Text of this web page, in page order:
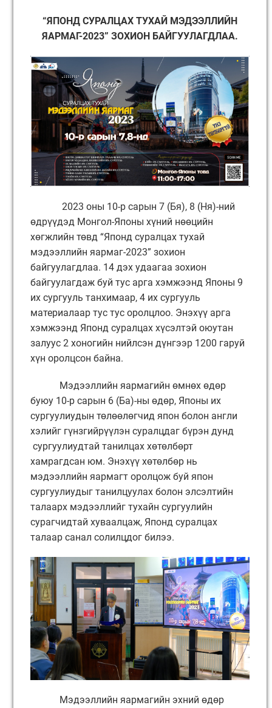
“ЯПОНД СУРАЛЦАХ ТУХАЙ МЭДЭЭЛЛИЙН
ЯАРМАГ-2023” ЗОХИОН БАЙГУУЛАГДЛАА.
2023 оны 10-р сарын 7 (Бя), 8 (Ня)-ний
өдрүүдэд Монгол-Японы хүний нөөцийн
хөгжлийн төвд “Японд суралцах тухай
мэдээллийн яармаг-2023” зохион
байгуулагдлаа. 14 дэх удаагаа зохион
байгуулагдаж буй тус арга хэмжээнд Японы 9
их сургууль танхимаар, 4 их сургууль
материалаар тус тус оролцлоо. Энэхүү арга
хэмжээнд Японд суралцах хүсэлтэй оюутан
залуус 2 хоногийн нийлсэн дүнгээр 1200 гаруй
хүн оролцсон байна.
Мэдээллийн яармагийн өмнөх өдөр
буюу 10-р сарын 6 (Ба)-ны өдөр, Японы их
сургуулиудын төлөөлөгчид япон болон англи
хэлийг гүнзгийрүүлэн суралцдаг бүрэн дунд
сургуулиудтай танилцах хөтөлбөрт
хамрагдсан юм. Энэхүү хөтөлбөр нь
мэдээллийн яармагт оролцож буй япон
сургуулиудыг танилцуулах болон элсэлтийн
талаарх мэдээллийг тухайн сургуулийн
сурагчидтай хуваалцаж, Японд суралцах
талаар санал солилцдог билээ.
Мэдээллийн яармагийн эхний өдөр